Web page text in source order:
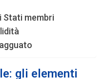
Stati membri
gli elementi